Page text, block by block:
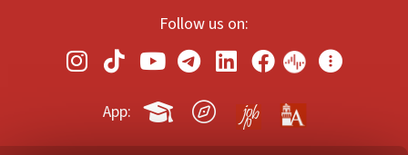
Follow us on:
App: